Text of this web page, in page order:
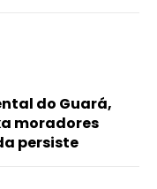
do Guará,
moradores
persiste